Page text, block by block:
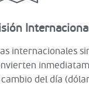
internacionales
del día